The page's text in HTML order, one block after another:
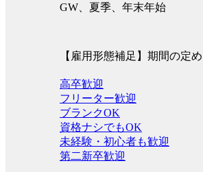
GW、夏季、年末年始
【雇用形態補足】期間の定
高卒歓迎
フリーター歓迎
ブランクOK
資格ナシでもOK
未経験・初心者も歓迎
第二新卒歓迎